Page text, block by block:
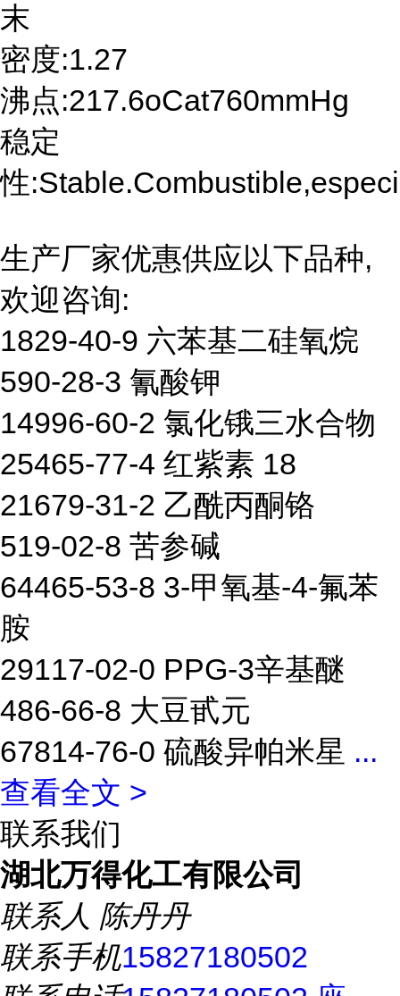
末
密度:1.27
沸点:217.6oCat760mmHg
稳定
性
生产厂家优惠供应以下品种,
欢迎咨询:
1829-40-9 六苯基二硅氧烷
590-28-3 氰酸钾
14996-60-2 氯化锇三水合物
25465-77-4 红紫素 18
21679-31-2 乙酰丙酮铬
519-02-8 苦参碱
64465-53-8 3-甲氧基-4-氟苯
胺
29117-02-0 PPG-3辛基醚
486-66-8 大豆甙元
67814-76-0 硫酸异帕米星 ...
查看全文 >
联系我们
湖北万得化工有限公司
联系人 陈丹丹
联系手机15827180502